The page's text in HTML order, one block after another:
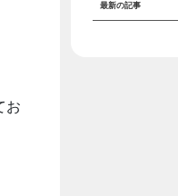
お
最新の記事